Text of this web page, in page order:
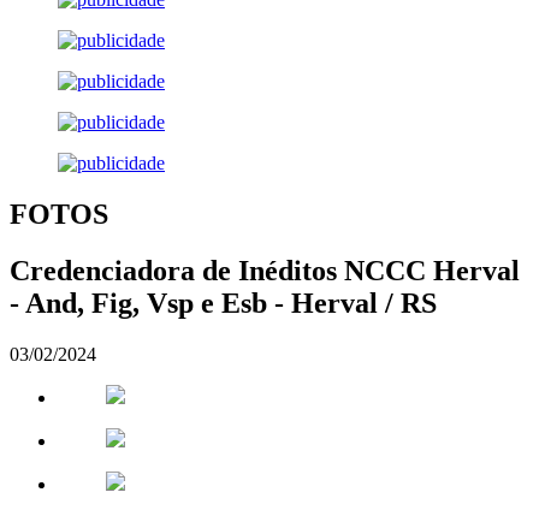
FOTOS
Credenciadora de Inéditos NCCC Herval
- And, Fig, Vsp e Esb - Herval / RS
03/02/2024